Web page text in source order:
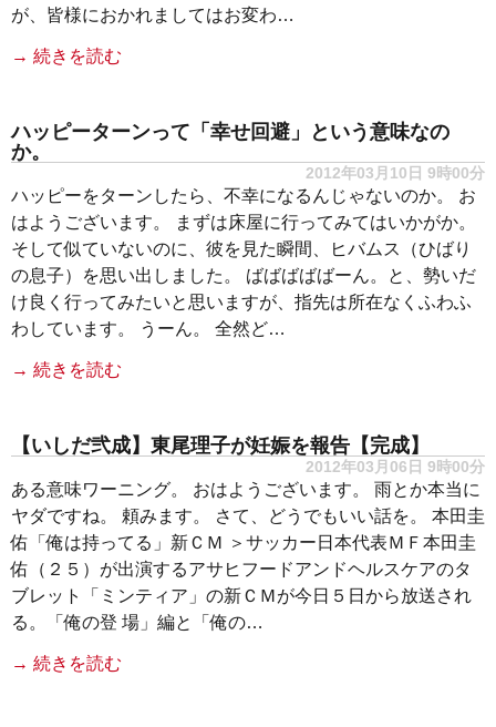
が、皆様におかれましてはお変わ…
→ 続きを読む
ハッピーターンって「幸せ回避」という意味なの
か。
2012年03月10日 9時00分
ハッピーをターンしたら、不幸になるんじゃないのか。 お
はようございます。 まずは床屋に行ってみてはいかがか。
そして似ていないのに、彼を見た瞬間、ヒバムス（ひばり
の息子）を思い出しました。 ばばばばばーん。と、勢いだ
け良く行ってみたいと思いますが、指先は所在なくふわふ
わしています。 うーん。 全然ど…
→ 続きを読む
【いしだ弐成】東尾理子が妊娠を報告【完成】
2012年03月06日 9時00分
ある意味ワーニング。 おはようございます。 雨とか本当に
ヤダですね。 頼みます。 さて、どうでもいい話を。 本田圭
佑「俺は持ってる」新ＣＭ ＞サッカー日本代表ＭＦ本田圭
佑（２５）が出演するアサヒフードアンドヘルスケアのタ
ブレット「ミンティア」の新ＣＭが今日５日から放送され
る。「俺の登 場」編と「俺の…
→ 続きを読む